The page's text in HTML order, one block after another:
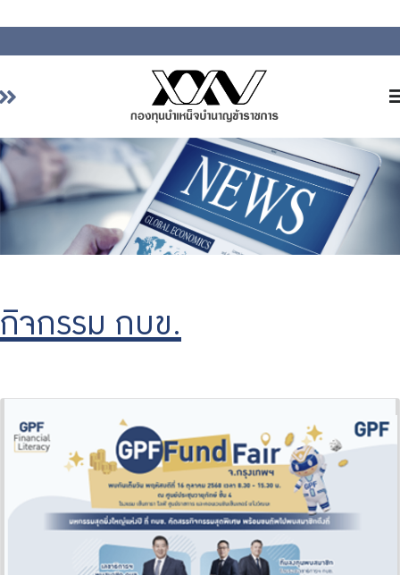
หน้าหลัก
เกี่ยวกับ กบข.
บริการสมาชิก
การบริหารความเสี่ยง
รายงานผลการดำเนินงาน
บริการเจ้าหน้าที่ส่วนราชการ
ร่วมงานกับเรา
ติดต่อเรา
กิจกรรม กบข.